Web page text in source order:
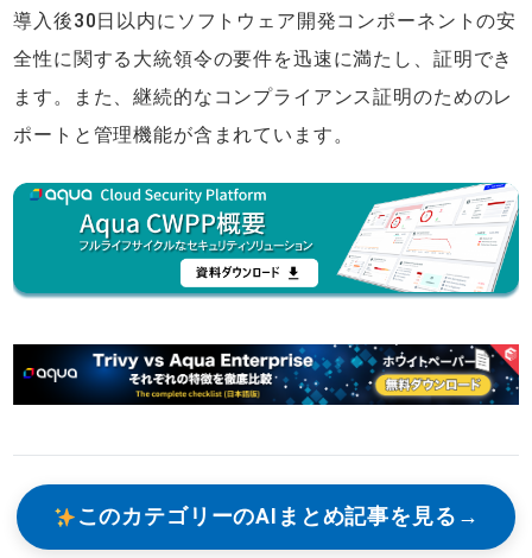
導入後30日以内にソフトウェア開発コンポーネントの安
全性に関する大統領令の要件を迅速に満たし、証明でき
ます。また、継続的なコンプライアンス証明のためのレ
ポートと管理機能が含まれています。
このカテゴリーのAIまとめ記事を見る